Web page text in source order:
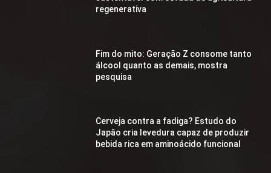
regenerativa
Fim do mito: Geração Z consome tanto
álcool quanto as demais, mostra
pesquisa
Cerveja contra a fadiga? Estudo do
Japão cria levedura capaz de produzir
bebida rica em aminoácido funcional